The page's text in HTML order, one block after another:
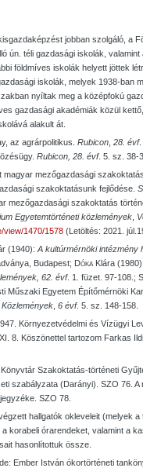
jobban szolgáló, a
ún. téli gazdasági iskolák,
földmíves iskolák helyett jöttek
iskolák, melyek 1938-ban
nyíltak meg a középfokú
gazdasági akadémiák közül
alakult át.
az agrárpolitikus. Rubicon 28. évf.
Rubicon, 28. évf. 5. sz. 38-
magyar mezőgazdasági
szakoktatásunk fejlődése.
mezőgazdasági szakoktatás
Egyetemtörténeti közlemények
view/1470/1578 (Letöltés: 2021.
(1940): A kultúrmérnöki intézmény
Budapest; Dóka Klára
62. évf. 1. füzet. 97-108.;
Műszaki Egyetem Építőmérnöki
6 évf. 5. sz. 148-158.
Környezetvédelmi és Vízügyi
8. Köszönettel tartozom Farkas
Szakoktatás-történeti
szabályzata (Darányi). SZO 76.
SZO 78.
hallgatók okleveleit (melyek
korabeli órarendeket, valamint a
hasonlítottuk össze.
Ember István ókortörténeti